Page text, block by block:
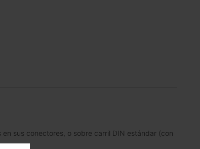
sus conectores, o sobre carril DIN estándar (con